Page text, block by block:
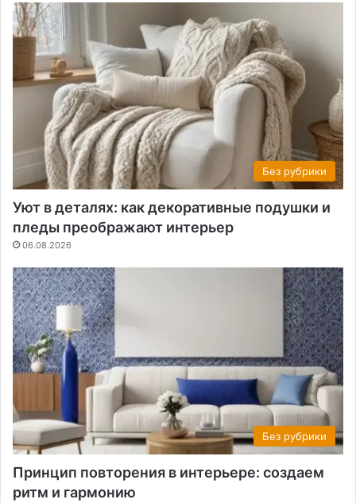
Без рубрики
Уют в деталях: как декоративные подушки и
пледы преображают интерьер
06.08.2026
Без рубрики
Принцип повторения в интерьере: создаем
ритм и гармонию